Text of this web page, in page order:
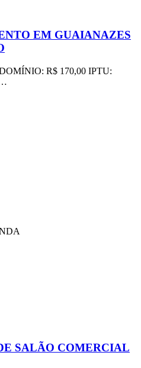
EM GUAIANAZES
R$ 170,00 IPTU:
SALÃO COMERCIAL